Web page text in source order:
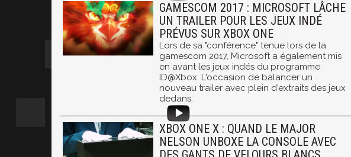
GAMESCOM 2017 : MICROSOFT LÂCHE
UN TRAILER POUR LES JEUX INDÉ
PRÉVUS SUR XBOX ONE
Lors de sa "conférence" tenue lors de la
gamescom 2017, Microsoft a également mis
en avant les jeux indés du programme
ID@Xbox. L'occasion de balancer un
nouveau trailer avec plein d'extraits des jeux
dedans.
XBOX ONE X : QUAND LE MAJOR
NELSON UNBOXE LA CONSOLE AVEC